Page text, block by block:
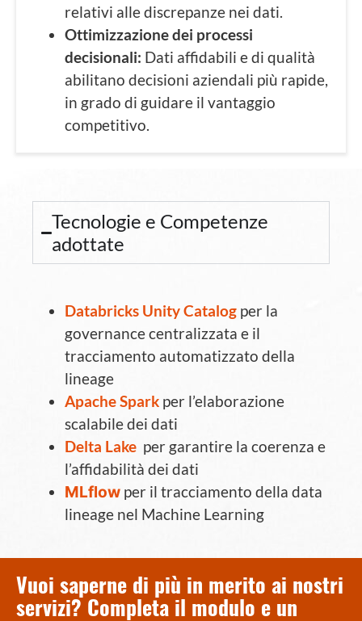
relativi alle discrepanze nei dati.
Ottimizzazione dei processi
decisionali: Dati affidabili e di qualità
abilitano decisioni aziendali più rapide,
in grado di guidare il vantaggio
competitivo.
Tecnologie e Competenze
adottate
Databricks Unity Catalog per la
governance centralizzata e il
tracciamento automatizzato della
lineage
Apache Spark per l’elaborazione
scalabile dei dati
Delta Lake per garantire la coerenza e
l’affidabilità dei dati
MLflow per il tracciamento della data
lineage nel Machine Learning
Vuoi saperne di più in merito ai nostri
servizi? Completa il modulo e un